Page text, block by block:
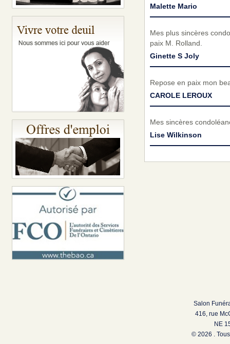
Malette Mario
Mes plus sincères
paix M. Rolland.
Ginette S Joly
Repose en paix mon
CAROLE LEROUX
Mes sincères
Lise Wilkinson
Salon
416, rue
NE
© 2026 .